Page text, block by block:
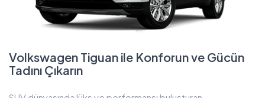
Volkswagen Tiguan ile Konforun ve Gücün
Tadını Çıkarın